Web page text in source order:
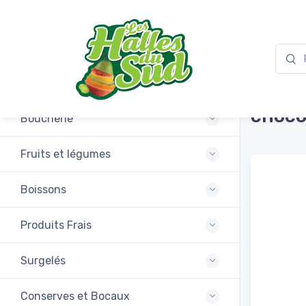
Promotions
Boucherie
Fruits et légumes
Boissons
Produits Frais
Surgelés
Conserves et Bocaux